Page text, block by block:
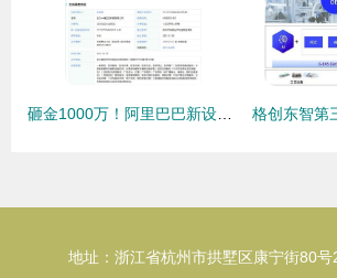
地址：浙江省杭州市拱墅区康宁街80号